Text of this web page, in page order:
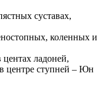
суставах,
коленных и
ладоней,
центре ступней – Юн